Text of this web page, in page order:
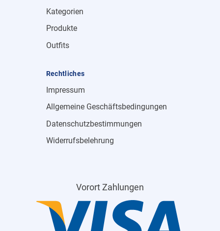
Kategorien
Produkte
Outfits
Rechtliches
Impressum
Allgemeine Geschäftsbedingungen
Datenschutzbestimmungen
Widerrufsbelehrung
Vorort Zahlungen